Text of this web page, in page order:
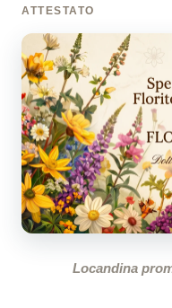
ATTESTATO
Locandina